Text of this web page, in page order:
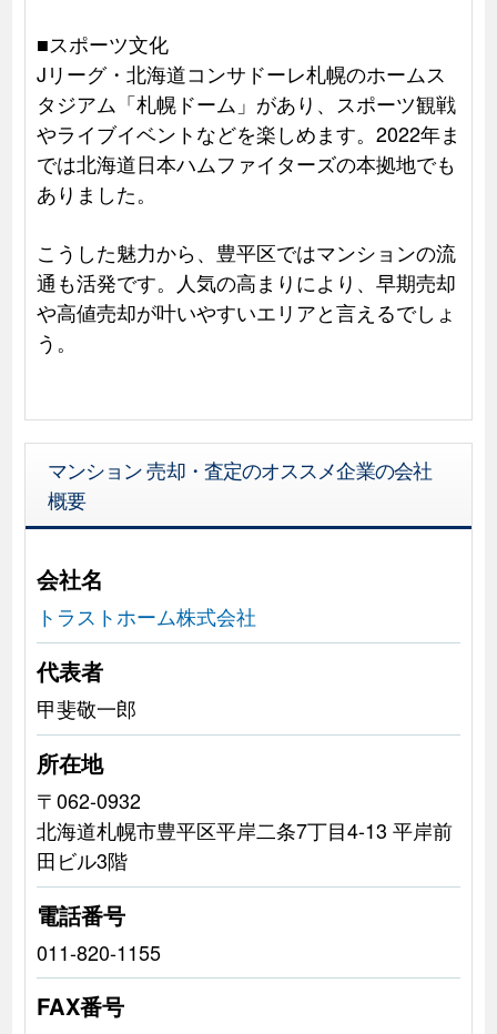
■スポーツ文化
Jリーグ・北海道コンサドーレ札幌のホームス
タジアム「札幌ドーム」があり、スポーツ観戦
やライブイベントなどを楽しめます。2022年ま
では北海道日本ハムファイターズの本拠地でも
ありました。
こうした魅力から、豊平区ではマンションの流
通も活発です。人気の高まりにより、早期売却
や高値売却が叶いやすいエリアと言えるでしょ
う。
マンション 売却・査定のオススメ企業の会社
概要
会社名
トラストホーム株式会社
代表者
甲斐敬一郎
所在地
〒062-0932
北海道札幌市豊平区平岸二条7丁目4-13 平岸前
田ビル3階
電話番号
011-820-1155
FAX番号